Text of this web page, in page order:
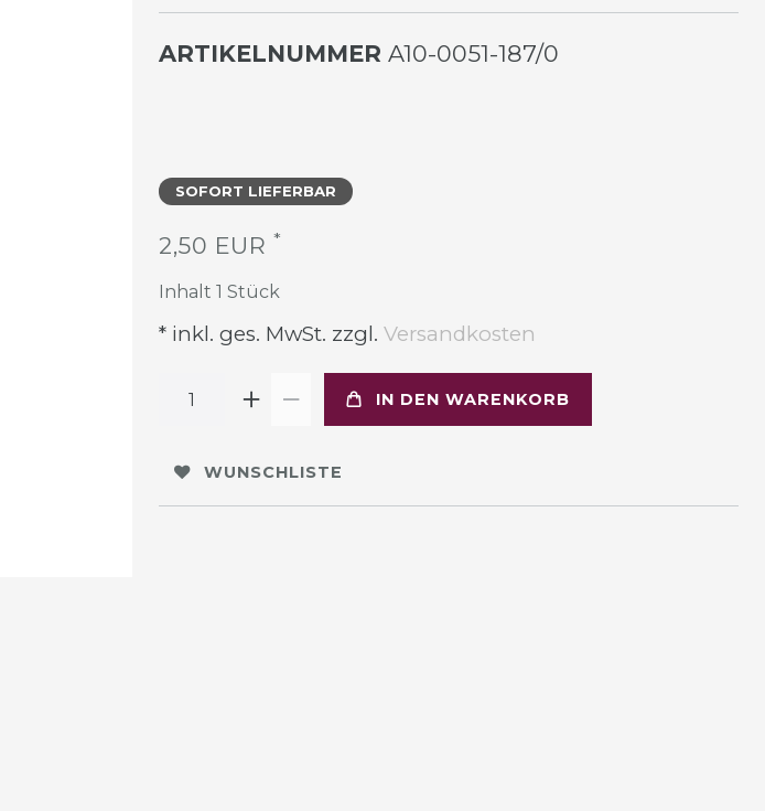
ARTIKELNUMMER A10-0051-187/0
SOFORT LIEFERBAR
2,50 EUR *
Inhalt 1 Stück
* inkl. ges. MwSt. zzgl. Versandkosten
IN DEN WARENKORB
WUNSCHLISTE